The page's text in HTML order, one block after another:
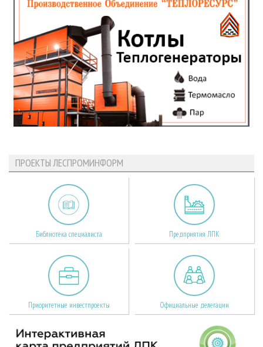
ПРОЕКТЫ ЛЕСПРОМИНФОРМ
Библиотека специалиста Предприятия ЛПК
Приоритетные инвестпроекты Официальные делегации